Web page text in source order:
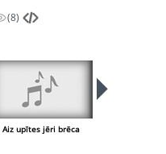
(8)
Aiz upītes jēri brēca